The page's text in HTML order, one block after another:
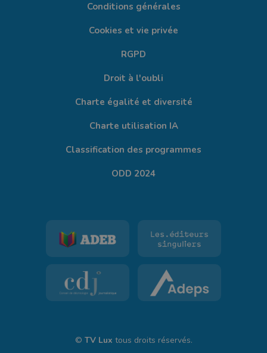
Conditions générales
Cookies et vie privée
RGPD
Droit à l'oubli
Charte égalité et diversité
Charte utilisation IA
Classification des programmes
ODD 2024
© TV Lux tous droits réservés.